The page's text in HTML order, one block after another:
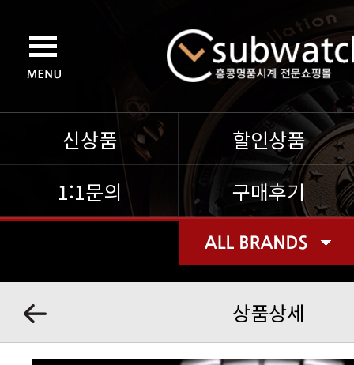
신상품
할인상품
1:1문의
구매후기
상품상세